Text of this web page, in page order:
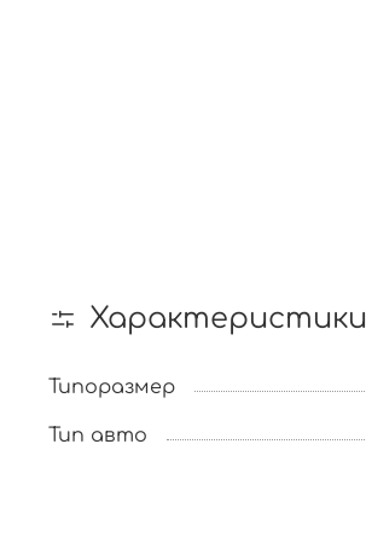
Характеристики
Типоразмер
Тип авто